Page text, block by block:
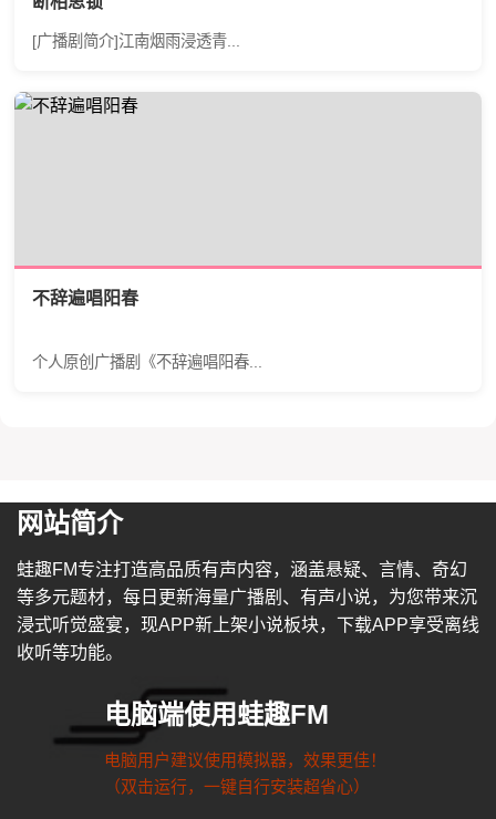
[广播剧简介]江南烟雨浸透青...
不辞遍唱阳春
个人原创广播剧《不辞遍唱阳春...
网站简介
蛙趣FM专注打造高品质有声内容，涵盖悬疑、言情、奇幻
等多元题材，每日更新海量广播剧、有声小说，为您带来沉
浸式听觉盛宴，现APP新上架小说板块，下载APP享受离线
收听等功能。
电脑端使用蛙趣FM
电脑用户建议使用模拟器，效果更佳！
（双击运行，一键自行安装超省心）